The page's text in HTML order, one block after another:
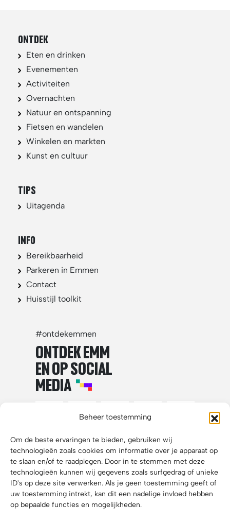
Beheer toestemming
Om de beste ervaringen te bieden, gebruiken wij
technologieën zoals cookies om informatie over je apparaat op
te slaan en/of te raadplegen. Door in te stemmen met deze
technologieën kunnen wij gegevens zoals surfgedrag of unieke
ID's op deze site verwerken. Als je geen toestemming geeft of
uw toestemming intrekt, kan dit een nadelige invloed hebben
op bepaalde functies en mogelijkheden.
ONTDEK
Eten en drinken
Evenementen
Activiteiten
Overnachten
Natuur en ontspanning
Fietsen en wandelen
Winkelen en markten
Kunst en cultuur
TIPS
Uitagenda
INFO
Bereikbaarheid
Parkeren in Emmen
Contact
Huisstijl toolkit
#ontdekemmen
ONTDEK EMM
EN OP SOCIAL
MEDIA